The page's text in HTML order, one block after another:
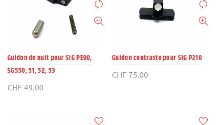
Guidon de nuit pour SIG PE90,
SG550, 51, 52, 53
CHF 49.00
Guidon contraste pour SIG P210
CHF 75.00